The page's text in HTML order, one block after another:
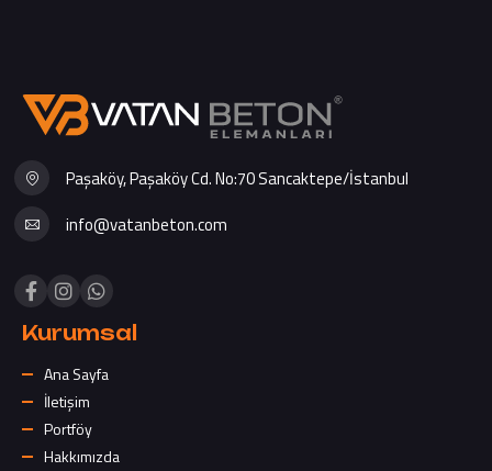
Paşaköy, Paşaköy Cd. No:70 Sancaktepe/İstanbul
info@vatanbeton.com
Kurumsal
Ana Sayfa
İletişim
Portföy
Hakkımızda